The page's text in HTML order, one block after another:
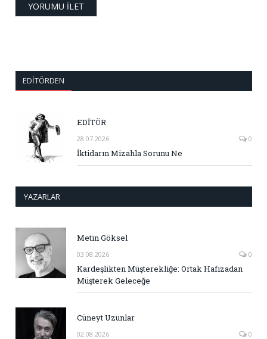
EDITÖRDEN
EDİTÖR
28.07.2026 0
İktidarın Mizahla Sorunu Ne
YAZARLAR
Metin Göksel
03.08.2026 0
Kardeşlikten Müşterekliğe: Ortak Hafızadan
Müşterek Geleceğe
Cüneyt Uzunlar
02.08.2026 0